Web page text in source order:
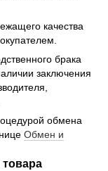
качества
брака
заключения
обмена
Обмен и